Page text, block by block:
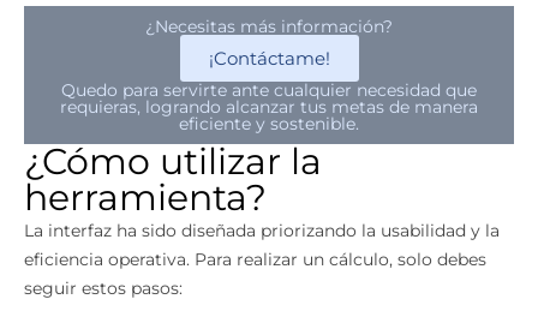
¿Necesitas más información?
¡Contáctame!
Quedo para servirte ante cualquier necesidad que
requieras, logrando alcanzar tus metas de manera
eficiente y sostenible.
¿Cómo utilizar la
herramienta?
La interfaz ha sido diseñada priorizando la usabilidad y la
eficiencia operativa. Para realizar un cálculo, solo debes
seguir estos pasos: